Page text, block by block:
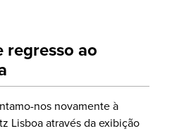
regresso ao
nos novamente à
Lisboa através da exibição